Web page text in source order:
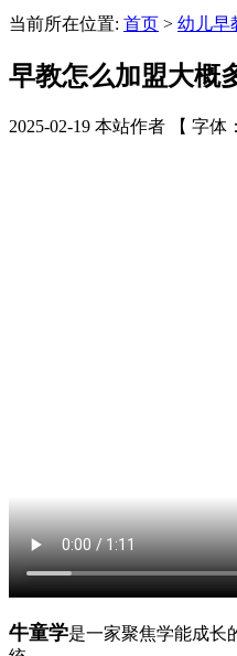
当前所在位置: 首页 > 幼儿早
早教怎么加盟大概
2025-02-19 本站作者 【 字体：
牛童学是一家聚焦学能成长